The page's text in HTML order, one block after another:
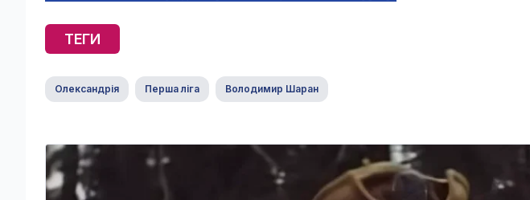
ТЕГИ
Олександрія Перша ліга Володимир Шаран